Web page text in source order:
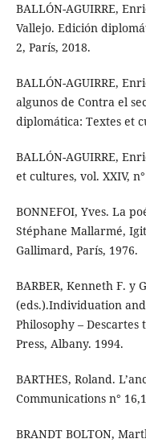
BALLÓN-AGUIRRE,
Vallejo. Edición
2, París, 2018.
BALLÓN-AGUIRRE,
algunos de Contra el
diplomática: Textes et
BALLÓN-AGUIRRE,
et cultures, vol. XXIV,
BONNEFOI, Yves. La
Stéphane Mallarmé,
Gallimard, París, 1976.
BARBER, Kenneth F. y
(eds.).Individuation
Philosophy –
Press, Albany. 1994.
BARTHES, Roland.
Communications n°
BRANDT BOLTON,